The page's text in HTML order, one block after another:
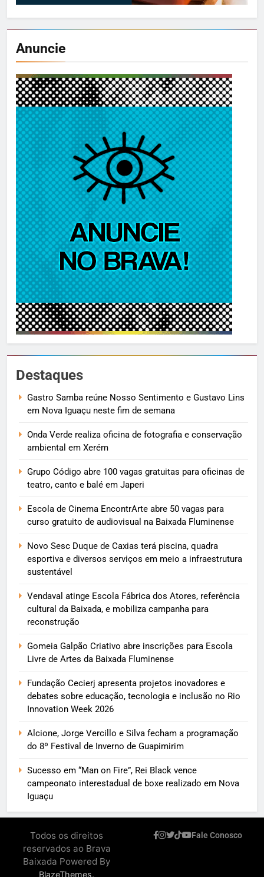
Anuncie
Destaques
Gastro Samba reúne Nosso Sentimento e Gustavo Lins
em Nova Iguaçu neste fim de semana
Onda Verde realiza oficina de fotografia e conservação
ambiental em Xerém
Grupo Código abre 100 vagas gratuitas para oficinas de
teatro, canto e balé em Japeri
Escola de Cinema EncontrArte abre 50 vagas para
curso gratuito de audiovisual na Baixada Fluminense
Novo Sesc Duque de Caxias terá piscina, quadra
esportiva e diversos serviços em meio a infraestrutura
sustentável
Vendaval atinge Escola Fábrica dos Atores, referência
cultural da Baixada, e mobiliza campanha para
reconstrução
Gomeia Galpão Criativo abre inscrições para Escola
Livre de Artes da Baixada Fluminense
Fundação Cecierj apresenta projetos inovadores e
debates sobre educação, tecnologia e inclusão no Rio
Innovation Week 2026
Alcione, Jorge Vercillo e Silva fecham a programação
do 8º Festival de Inverno de Guapimirim
Sucesso em “Man on Fire”, Rei Black vence
campeonato interestadual de boxe realizado em Nova
Iguaçu
Todos os direitos
reservados ao Brava
Baixada Powered By
BlazeThemes.
Fale Conosco